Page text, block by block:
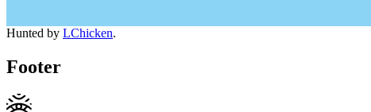
Hunted by LChicken.
Footer